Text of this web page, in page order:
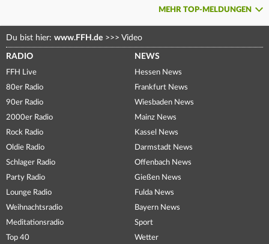
MEHR TOP-MELDUNGEN
Du bist hier: www.FFH.de >>> Video
RADIO
FFH Live
80er Radio
90er Radio
2000er Radio
Rock Radio
Oldie Radio
Schlager Radio
Party Radio
Lounge Radio
Weihnachtsradio
Meditationsradio
Top 40
NEWS
Hessen News
Frankfurt News
Wiesbaden News
Mainz News
Kassel News
Darmstadt News
Offenbach News
Gießen News
Fulda News
Bayern News
Sport
Wetter